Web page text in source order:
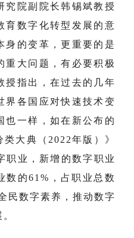
究院副院长韩锡斌教授
育数字化转型发展的意
身的变革，更重要的是
重大问题，有必要积极
授指出，在过去的几年
界各国应对快速技术变
也一样，如在新公布的
类大典（2022年版）》
职业，新增的数字职业
数的61%，占职业总数
民数字素养，推动数字